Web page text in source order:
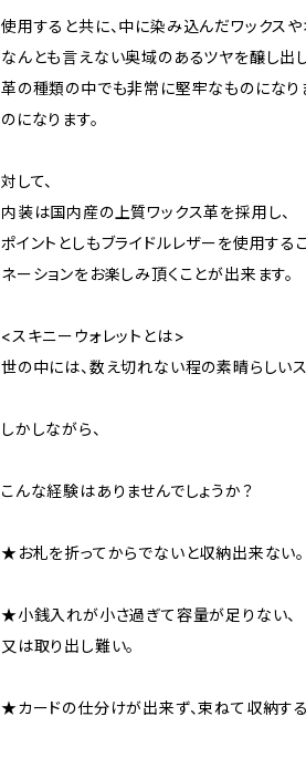
使用すると共に、中に染み込んだワックスや
なんとも言えない奥域のあるツヤを醸し出し
革の種類の中でも非常に堅牢なものになり
のになります。
対して、
内装は国内産の上質ワックス革を採用し、
ポイントとしもブライドルレザーを使用す
ネーションをお楽しみ頂くことが出来ます。
<スキニーウォレットとは>
世の中には、数え切れない程の素晴らしい
しかしながら、
こんな経験はありませんでしょうか？
★お札を折ってからでないと収納出来ない。
★小銭入れが小さ過ぎて容量が足りない、
又は取り出し難い。
★カードの仕分けが出来ず、束ねて収納す